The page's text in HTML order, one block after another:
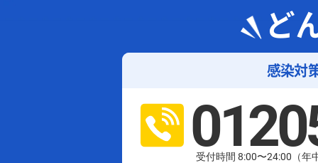
ど
感染対
受付時間 8:00〜24:00（年